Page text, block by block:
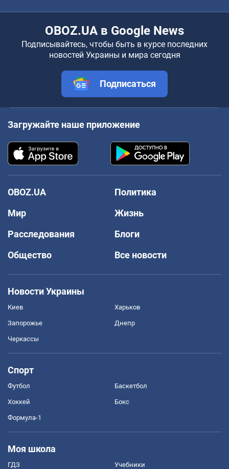
OBOZ.UA в Google News
Подписывайтесь, чтобы быть в курсе последних
новостей Украины и мира сегодня
Подписаться
Загружайте наше приложение
OBOZ.UA
Политика
Мир
Жизнь
Расследования
Блоги
Общество
Все новости
Новости Украины
Киев Харьков
Запорожье Днепр
Черкассы
Спорт
Футбол Баскетбол
Хоккей Бокс
Формула-1
Моя школа
ГДЗ Учебники